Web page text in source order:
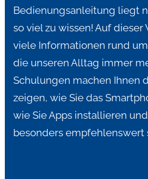
Bedienungsanleitung liegt
so viel zu wissen! Auf
viele Informationen rund
die unseren Alltag immer
Schulungen machen Ihnen
zeigen, wie Sie das
wie Sie Apps installieren
besonders empfehlenswert